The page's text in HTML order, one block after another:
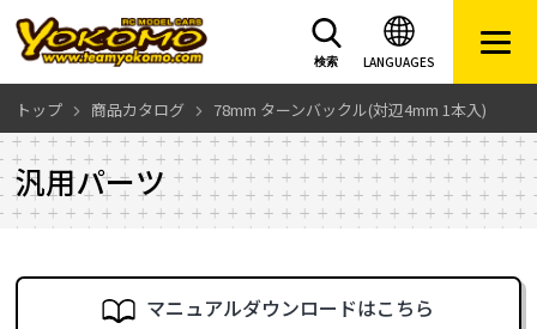
LANGUAGES
検索
トップ 商品カタログ 78mm ターンバックル(対辺4mm 1本入)
汎用パーツ
マニュアルダウンロードはこちら